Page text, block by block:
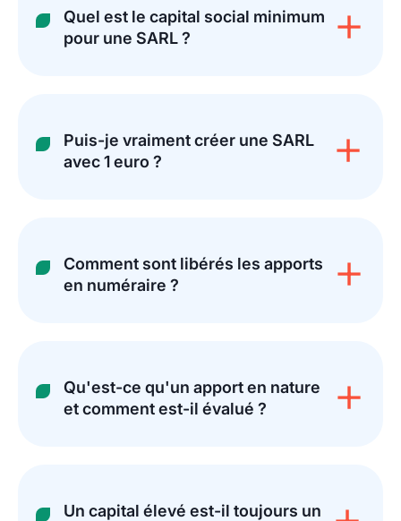
Quel est le capital social minimum
pour une SARL ?
Puis-je vraiment créer une SARL
avec 1 euro ?
Comment sont libérés les apports
en numéraire ?
Qu'est-ce qu'un apport en nature
et comment est-il évalué ?
Un capital élevé est-il toujours un